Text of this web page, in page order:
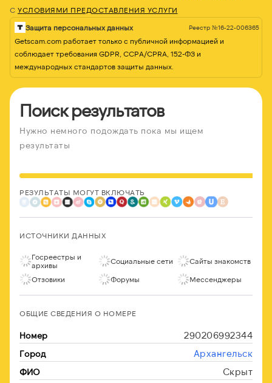
С УСЛОВИЯМИ ПРЕДОСТАВЛЕНИЯ УСЛУГИ
Защита персональных данных Реестр №16-22-006365
Getscam.com работает только с публичной информацией и
соблюдает требования GDPR, CCPA/CPRA, 152-ФЗ и
международных стандартов защиты данных.
Поиск результатов
Нужно немного подождать пока мы ищем
результаты
РЕЗУЛЬТАТЫ МОГУТ ВКЛЮЧАТЬ
ИСТОЧНИКИ ДАННЫХ
Госреестры и
архивы
Социальные сети Сайты знакомств
Отзовики Форумы Мессенджеры
ОБЩИЕ СВЕДЕНИЯ О НОМЕРЕ
Номер 290206992344
Город Архангельск
ФИО Скрыт